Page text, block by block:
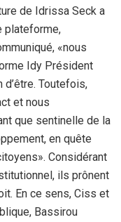
de Idrissa Seck a
plateforme,
«nous
Idy Président
d’être. Toutefois,
et nous
que sentinelle de la
en quête
Considérant
ils prônent
En ce sens, Ciss et
Bassirou